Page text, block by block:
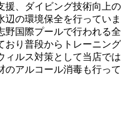
援、ダイビング技術向上の
の環境保全を行っていま
野国際プールで行われる全
おり普段からトレーニング
ィルス対策として当店では
のアルコール消毒も行って